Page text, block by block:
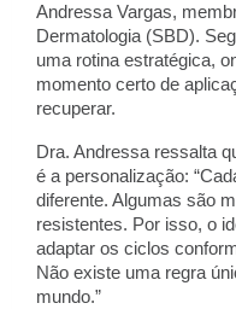
Andressa Vargas,
Dermatologia (SBD).
uma rotina estratégica,
momento certo de
recuperar.
Dra. Andressa ressalta
é a personalização:
diferente. Algumas são
resistentes. Por isso, o
adaptar os ciclos
Não existe uma regra
mundo.”